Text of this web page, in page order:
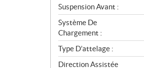
Suspension Avant :
Système De
Chargement :
Type D’attelage :
Direction Assistée